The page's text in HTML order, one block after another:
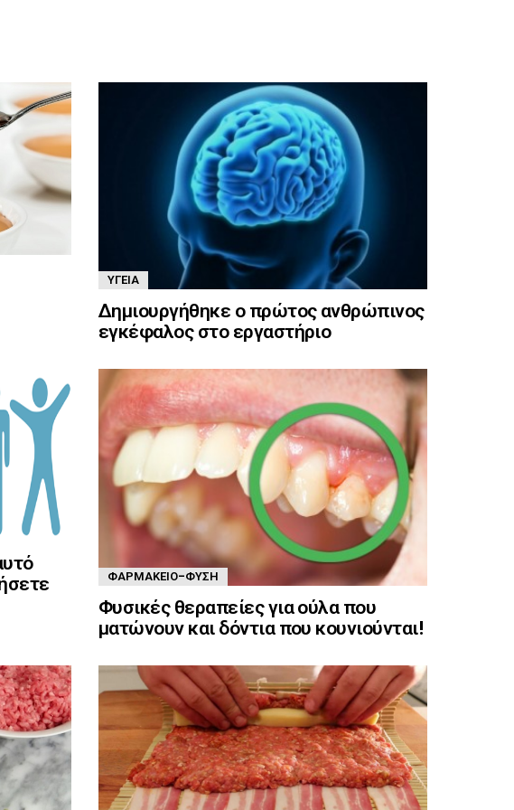
ΥΓΕΊΑ
Δημιουργήθηκε ο πρώτος ανθρώπινος
εγκέφαλος στο εργαστήριο
ΦΑΡΜΑΚΕΊΟ-ΦΎΣΗ
Φυσικές θεραπείες για ούλα που
ματώνουν και δόντια που κουνιούνται!